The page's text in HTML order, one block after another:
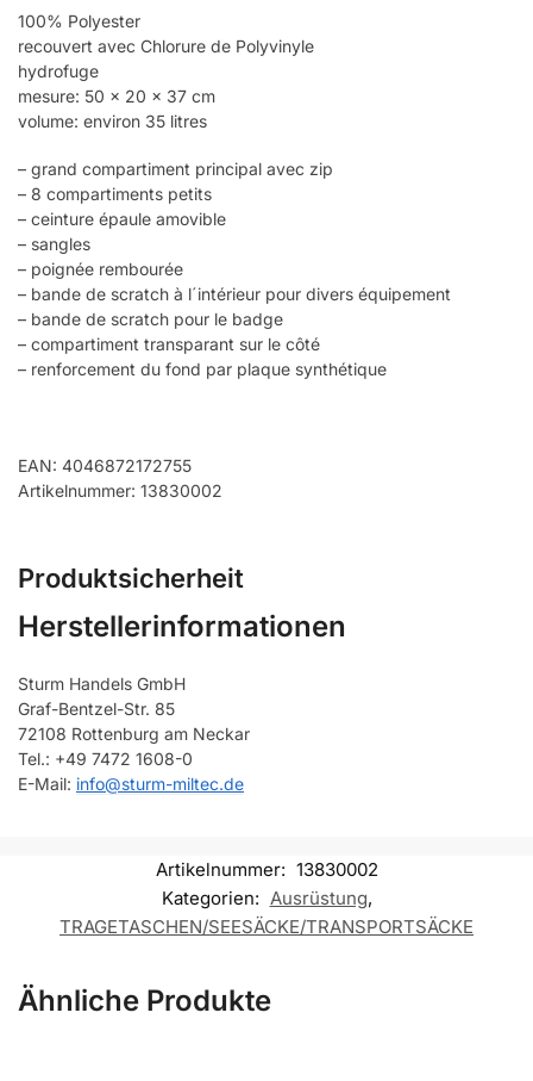
100% Polyester
recouvert avec Chlorure de Polyvinyle
hydrofuge
mesure: 50 x 20 x 37 cm
volume: environ 35 litres
– grand compartiment principal avec zip
– 8 compartiments petits
– ceinture épaule amovible
– sangles
– poignée rembourée
– bande de scratch à l´intérieur pour divers équipement
– bande de scratch pour le badge
– compartiment transparant sur le côté
– renforcement du fond par plaque synthétique
EAN: 4046872172755
Artikelnummer: 13830002
Produktsicherheit
Herstellerinformationen
Sturm Handels GmbH
Graf-Bentzel-Str. 85
72108 Rottenburg am Neckar
Tel.: +49 7472 1608-0
E-Mail: info@sturm-miltec.de
Artikelnummer: 13830002
Kategorien: Ausrüstung,
TRAGETASCHEN/SEESÄCKE/TRANSPORTSÄCKE
Ähnliche Produkte